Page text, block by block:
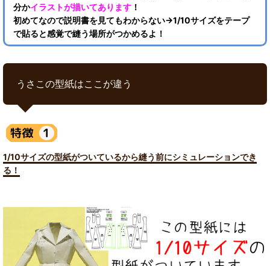
分かイラストが描いてあります ！
初めてなので説明書を見てもわからない→1/10サイズをテープ
で貼ると感覚で縫う場所がつかめるよ！
うさこの型紙はここが違う
1/10サイズの型紙がついているから縫う前にシミュレーションでき
る！